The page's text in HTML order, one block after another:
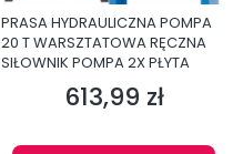
PRASA HYDRAULICZNA POMPA
20 T WARSZTATOWA RĘCZNA
SIŁOWNIK POMPA 2X PŁYTA
Cena
613,99 zł